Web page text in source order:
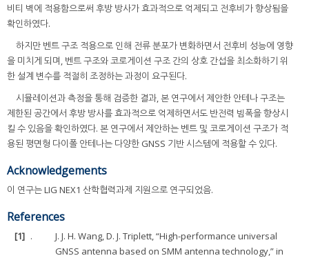
비티 벽에 적용함으로써 후방 방사가 효과적으로 억제되고 전후비가 향상됨을
확인하였다.
하지만 벤트 구조 적용으로 인해 전류 분포가 변화하면서 전후비 성능에 영향
을 미치게 되며, 벤트 구조와 코로게이션 구조 간의 상호 간섭을 최소화하기 위
한 설계 변수를 적절히 조정하는 과정이 요구된다.
시뮬레이션과 측정을 통해 검증한 결과, 본 연구에서 제안한 안테나 구조는
제한된 공간에서 후방 방사를 효과적으로 억제하면서도 반전력 빔폭을 향상시
킬 수 있음을 확인하였다. 본 연구에서 제안하는 벤트 및 코로게이션 구조가 적
용된 평면형 다이폴 안테나는 다양한 GNSS 기반 시스템에 적용할 수 있다.
Acknowledgements
이 연구는 LIG NEX1 산학협력과제 지원으로 연구되었음.
References
[1] .
J. J. H. Wang, D. J. Triplett, “High-performance universal
GNSS antenna based on SMM antenna technology,” in